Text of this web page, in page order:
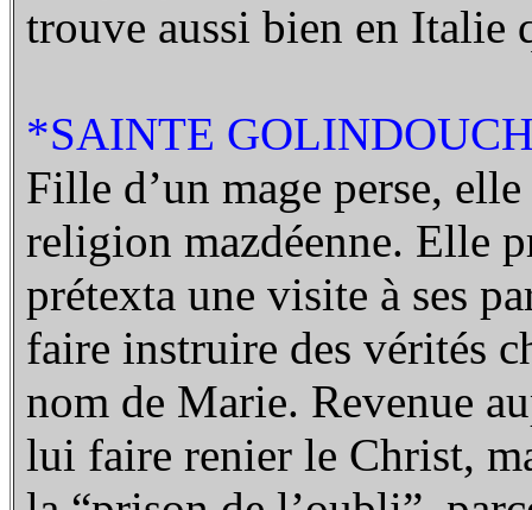
trouve aussi bien en Italie
*SAINTE
Fille d’un mage perse,
religion mazdéenne. Elle
prétexta une visite à ses
faire instruire des vérités
nom de Marie. Revenue
lui faire renier le Christ,